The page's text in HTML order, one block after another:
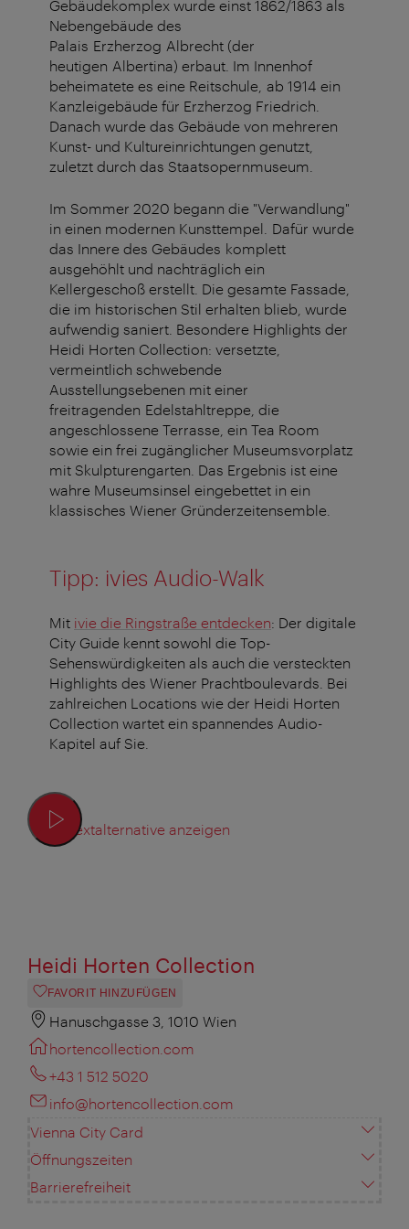
Gebäudekomplex wurde einst 1862/1863 als
Nebengebäude des
Palais Erzherzog Albrecht (der
heutigen Albertina) erbaut. Im Innenhof
beheimatete es eine Reitschule, ab 1914 ein
Kanzleigebäude für Erzherzog Friedrich.
Danach wurde das Gebäude von mehreren
Kunst- und Kultureinrichtungen genutzt,
zuletzt durch das Staatsopernmuseum.
Im Sommer 2020 begann die "Verwandlung"
in einen modernen Kunsttempel. Dafür wurde
das Innere des Gebäudes komplett
ausgehöhlt und nachträglich ein
Kellergeschoß erstellt. Die gesamte Fassade,
die im historischen Stil erhalten blieb, wurde
aufwendig saniert. Besondere Highlights der
Heidi Horten Collection: versetzte,
vermeintlich schwebende
Ausstellungsebenen mit einer
freitragenden Edelstahltreppe, die
angeschlossene Terrasse, ein Tea Room
sowie ein frei zugänglicher Museumsvorplatz
mit Skulpturengarten. Das Ergebnis ist eine
wahre Museumsinsel eingebettet in ein
klassisches Wiener Gründerzeitensemble.
Tipp: ivies Audio-Walk
Mit ivie die Ringstraße entdecken: Der digitale
City Guide kennt sowohl die Top-
Sehenswürdigkeiten als auch die versteckten
Highlights des Wiener Prachtboulevards. Bei
zahlreichen Locations wie der Heidi Horten
Collection wartet ein spannendes Audio-
Kapitel auf Sie.
Textalternative anzeigen
Heidi Horten Collection
FAVORIT HINZUFÜGEN
Hanuschgasse 3, 1010 Wien
hortencollection.com
+43 1 512 5020
info@hortencollection.com
Vienna City Card
Öffnungszeiten
Barrierefreiheit